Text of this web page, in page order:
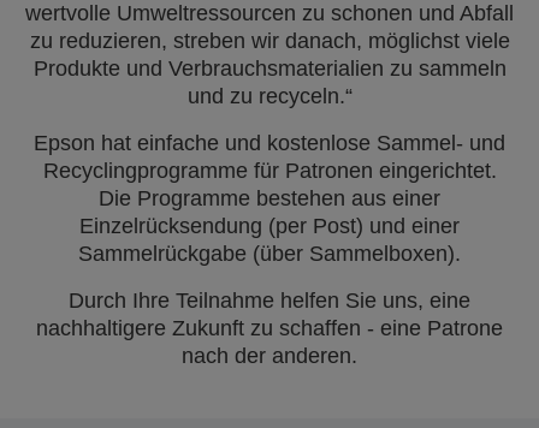
wertvolle Umweltressourcen zu schonen und Abfall
zu reduzieren, streben wir danach, möglichst viele
Produkte und Verbrauchsmaterialien zu sammeln
und zu recyceln.“
Epson hat einfache und kostenlose Sammel- und
Recyclingprogramme für Patronen eingerichtet.
Die Programme bestehen aus einer
Einzelrücksendung (per Post) und einer
Sammelrückgabe (über Sammelboxen).
Durch Ihre Teilnahme helfen Sie uns, eine
nachhaltigere Zukunft zu schaffen - eine Patrone
nach der anderen.